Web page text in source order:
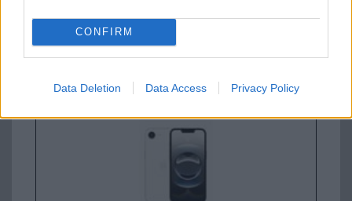
CONFIRM
Data Deletion Data Access Privacy Policy
224.000 Ft (új)
Apple iPhone 16e